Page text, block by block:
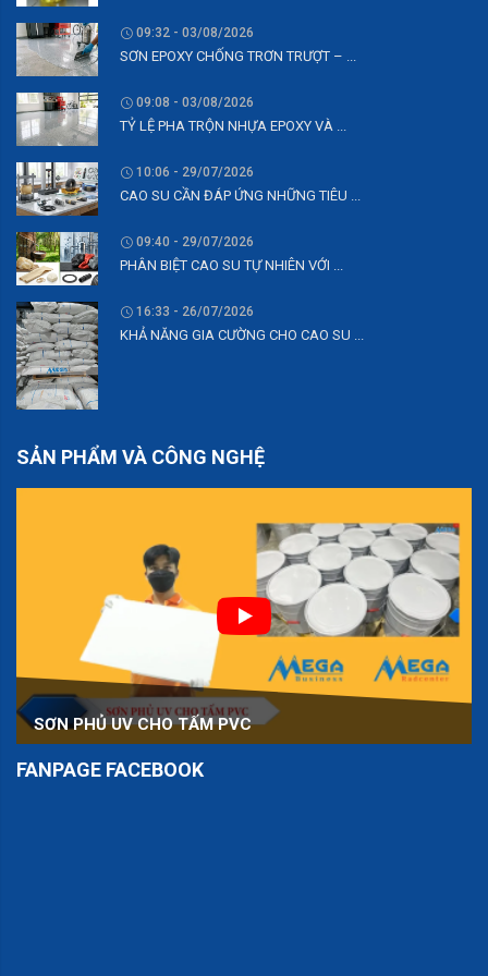
09:32 - 03/08/2026
SƠN EPOXY CHỐNG TRƠN TRƯỢT – ...
09:08 - 03/08/2026
TỶ LỆ PHA TRỘN NHỰA EPOXY VÀ ...
10:06 - 29/07/2026
CAO SU CẦN ĐÁP ỨNG NHỮNG TIÊU ...
09:40 - 29/07/2026
PHÂN BIỆT CAO SU TỰ NHIÊN VỚI ...
16:33 - 26/07/2026
KHẢ NĂNG GIA CƯỜNG CHO CAO SU ...
SẢN PHẨM VÀ CÔNG NGHỆ
SƠN PHỦ UV CHO TẤM PVC
FANPAGE FACEBOOK